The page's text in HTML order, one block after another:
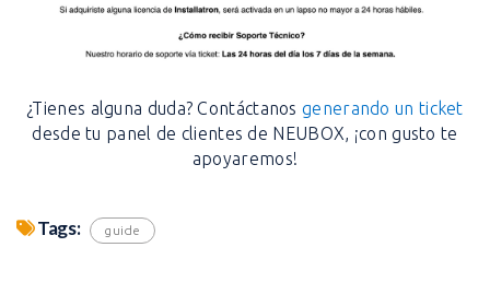
¿Tienes alguna duda? Contáctanosgenerando un ticket
desde tu panel de clientes de NEUBOX, ¡con gusto te
apoyaremos!
Tags: guide